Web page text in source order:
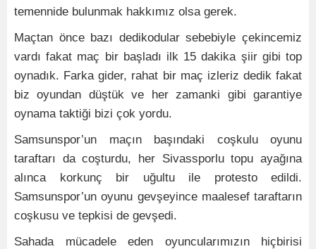
temennide bulunmak hakkımız olsa gerek.
Maçtan önce bazı dedikodular sebebiyle çekincemiz
vardı fakat maç bir başladı ilk 15 dakika şiir gibi top
oynadık. Farka gider, rahat bir maç izleriz dedik fakat
biz oyundan düştük ve her zamanki gibi garantiye
oynama taktiği bizi çok yordu.
Samsunspor’un maçın başındaki coşkulu oyunu
taraftarı da coşturdu, her Sivassporlu topu ayağına
alınca korkunç bir uğultu ile protesto edildi.
Samsunspor’un oyunu gevşeyince maalesef taraftarın
coşkusu ve tepkisi de gevşedi.
Sahada mücadele eden oyuncularımızın hiçbirisi